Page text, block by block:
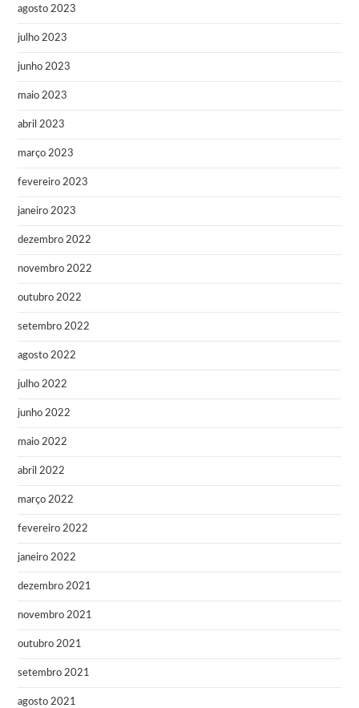
agosto 2023
julho 2023
junho 2023
maio 2023
abril 2023
março 2023
fevereiro 2023
janeiro 2023
dezembro 2022
novembro 2022
outubro 2022
setembro 2022
agosto 2022
julho 2022
junho 2022
maio 2022
abril 2022
março 2022
fevereiro 2022
janeiro 2022
dezembro 2021
novembro 2021
outubro 2021
setembro 2021
agosto 2021